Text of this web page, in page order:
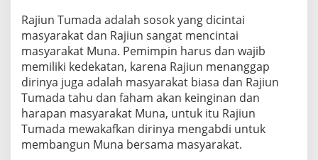
Rajiun Tumada adalah sosok yang dicintai
masyarakat dan Rajiun sangat mencintai
masyarakat Muna. Pemimpin harus dan wajib
memiliki kedekatan, karena Rajiun menanggap
dirinya juga adalah masyarakat biasa dan Rajiun
Tumada tahu dan faham akan keinginan dan
harapan masyarakat Muna, untuk itu Rajiun
Tumada mewakafkan dirinya mengabdi untuk
membangun Muna bersama masyarakat.